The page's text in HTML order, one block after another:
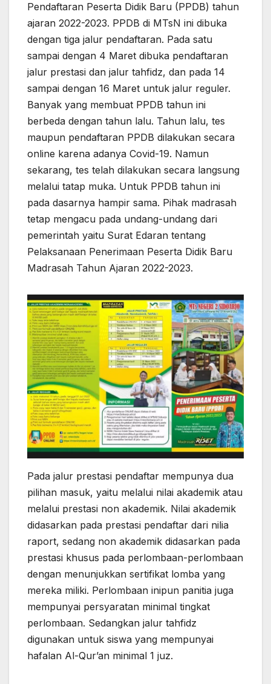
Pendaftaran Peserta Didik Baru (PPDB) tahun
ajaran 2022-2023. PPDB di MTsN ini dibuka
dengan tiga jalur pendaftaran. Pada satu
sampai dengan 4 Maret dibuka pendaftaran
jalur prestasi dan jalur tahfidz, dan pada 14
sampai dengan 16 Maret untuk jalur reguler.
Banyak yang membuat PPDB tahun ini
berbeda dengan tahun lalu. Tahun lalu, tes
maupun pendaftaran PPDB dilakukan secara
online karena adanya Covid-19. Namun
sekarang, tes telah dilakukan secara langsung
melalui tatap muka. Untuk PPDB tahun ini
pada dasarnya hampir sama. Pihak madrasah
tetap mengacu pada undang-undang dari
pemerintah yaitu Surat Edaran tentang
Pelaksanaan Penerimaan Peserta Didik Baru
Madrasah Tahun Ajaran 2022-2023.
Pada jalur prestasi pendaftar mempunya dua
pilihan masuk, yaitu melalui nilai akademik atau
melalui prestasi non akademik. Nilai akademik
didasarkan pada prestasi pendaftar dari nilia
raport, sedang non akademik didasarkan pada
prestasi khusus pada perlombaan-perlombaan
dengan menunjukkan sertifikat lomba yang
mereka miliki. Perlombaan inipun panitia juga
mempunyai persyaratan minimal tingkat
perlombaan. Sedangkan jalur tahfidz
digunakan untuk siswa yang mempunyai
hafalan Al-Qur’an minimal 1 juz.